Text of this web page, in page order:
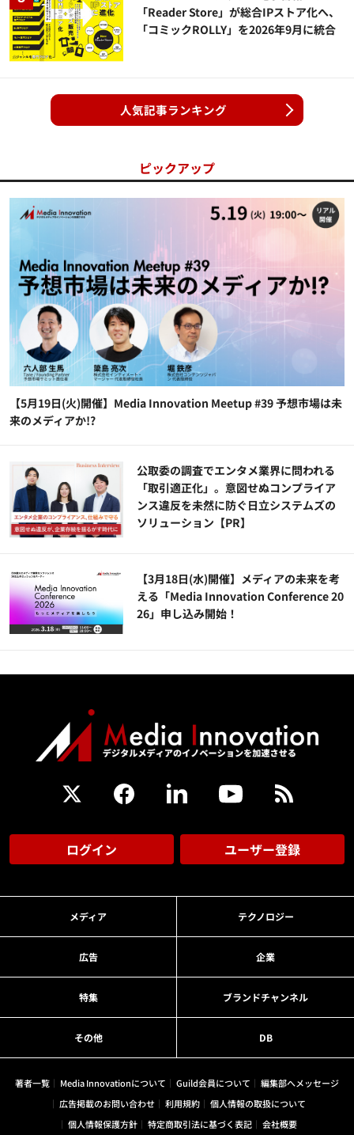
「Reader Store」が総合IPストア化へ、
「コミックROLLY」を2026年9月に統合
人気記事ランキング
ピックアップ
【5月19日(火)開催】Media Innovation Meetup #39 予想市場は未
来のメディアか!?
公​​取委の調査でエンタメ業界に問われる
「取引適正化」。意図せぬコンプライア
ンス違反を未然に防ぐ日立システムズの
ソリューション​【PR】
【3月18日(水)開催】メディアの未来を考
える「Media Innovation Conference 20
26」申し込み開始！
ログイン ユーザー登録
メディア テクノロジー
広告 企業
特集 ブランドチャンネル
その他 DB
著者一覧 Media Innovationについて Guild会員について
編集部へメッセージ
広告掲載のお問い合わせ
利用規約
個人情報の取扱について
個人情報保護方針
特定商取引法に基づく表記 会社概要